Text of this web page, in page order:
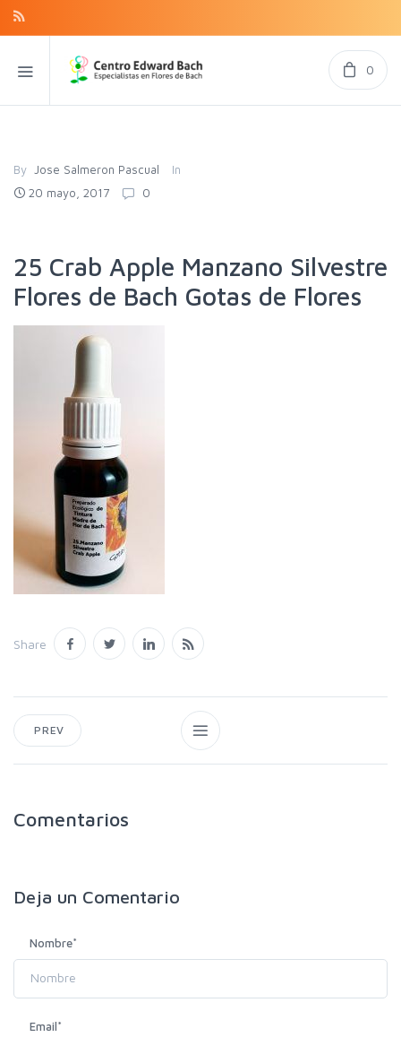
0
By Jose Salmeron Pascual
In
20 mayo, 2017
0
25 Crab Apple Manzano Silvestre
Flores de Bach Gotas de Flores
Share
PREV
Comentarios
Deja un Comentario
Nombre*
Email*